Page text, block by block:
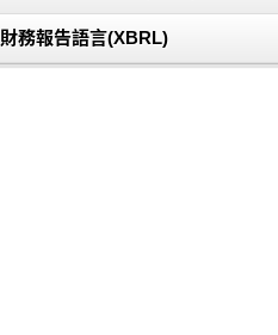
財務報告語言(XBRL)